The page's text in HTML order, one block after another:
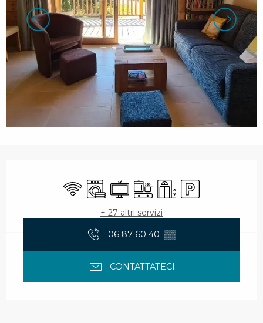
Wi-Fi LavatriceTelevisionePiano di cottura
Sollevamento
Parcheggio
+ 27 altri servizi
06 87 60 40 ▒▒
CONTATTATECI